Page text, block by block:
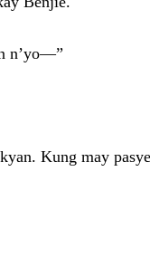
n’yo—”
Kung may